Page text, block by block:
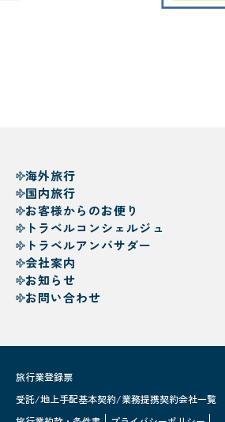
海外旅行
国内旅行
お客様からのお便り
トラベルコンシェルジュ
トラベルアンバサダー
会社案内
お知らせ
お問い合わせ
旅行業登録票
受託/地上手配基本契約/業務提携契約会社一覧